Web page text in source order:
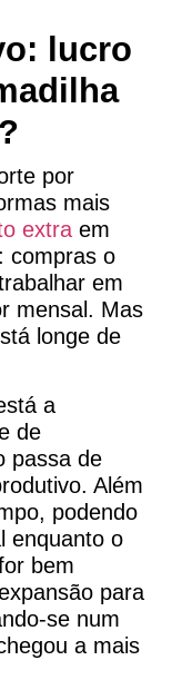
lucro
por
mais
extra em
compras o
em
mensal. Mas
longe de
a
de
passa de
Além
podendo
enquanto o
bem
para
se num
a mais